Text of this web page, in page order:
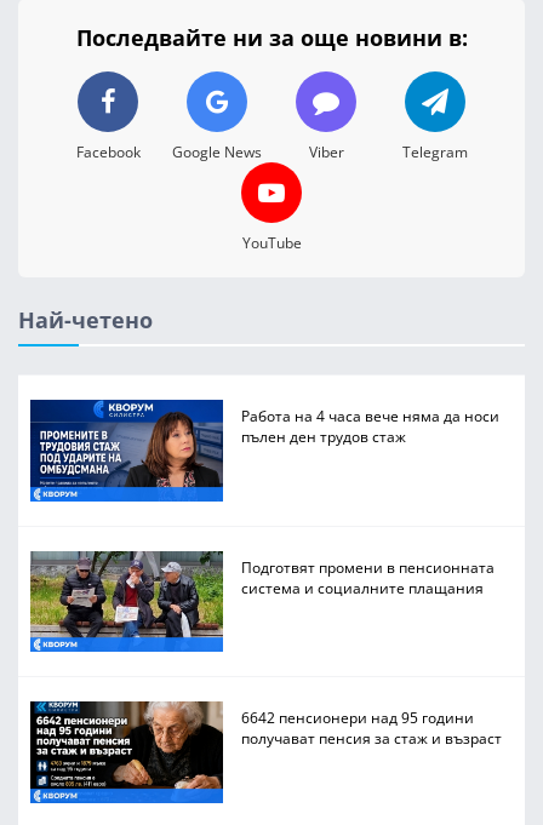
Последвайте ни за още новини в:
Facebook Google News Viber Telegram
YouTube
Най-четено
Работа на 4 часа вече няма да носи
пълен ден трудов стаж
Подготвят промени в пенсионната
система и социалните плащания
6642 пенсионери над 95 години
получават пенсия за стаж и възраст